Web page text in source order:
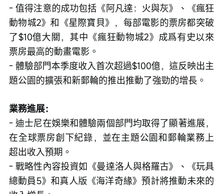
- 值得注意的成功包括《阿凡達：火與灰》、《瘋狂
動物城2》和《星際寶貝》，每部電影的票房都突破
了$10億大關，其中《瘋狂動物城2》成爲有史以來
票房最高的動畫電影。
- 體驗部門本季度收入首次超過$100億，這反映出主
題公園的擴張和新郵輪的推出推動了強勁的增長。
業務進展：
- 迪士尼在娛樂和體驗兩個部門均取得了顯著進展，
在全球票房創下紀錄，並在主題公園和郵輪業務上
超出收入預期。
- 戰略性內容投資如《曼達洛人與格羅古》、《玩具
總動員5》和真人版《海洋奇緣》預計將推動未來的